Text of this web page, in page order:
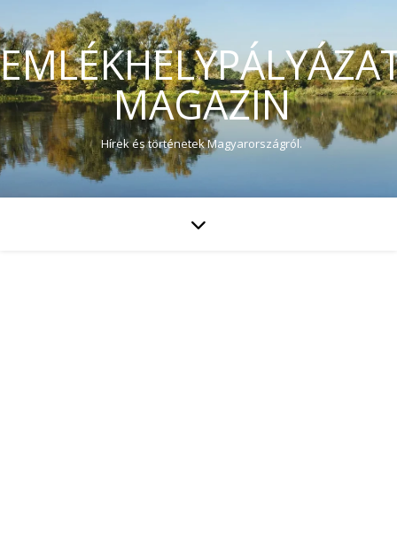
MAGAZIN
Hírek és történetek Magyarországról.